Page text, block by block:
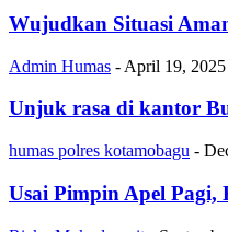
Wujudkan Situasi
Admin Humas - April 19, 2025
Unjuk rasa di kantor
humas polres kotamobagu -
Usai Pimpin Apel Pagi,